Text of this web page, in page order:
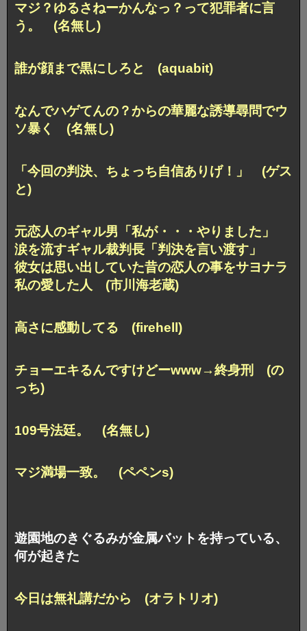
マジ？ゆるさねーかんなっ？って犯罪者に言
う。 (名無し)
誰が顔まで黒にしろと (aquabit)
なんでハゲてんの？からの華麗な誘導尋問でウ
ソ暴く (名無し)
「今回の判決、ちょっち自信ありげ！」 (ゲス
と)
元恋人のギャル男「私が・・・やりました」
涙を流すギャル裁判長「判決を言い渡す」
彼女は思い出していた昔の恋人の事をサヨナラ
私の愛した人 (市川海老蔵)
高さに感動してる (firehell)
チョーエキるんですけどーwww→終身刑 (の
っち)
109号法廷。 (名無し)
マジ満場一致。 (ペペンs)
遊園地のきぐるみが金属バットを持っている、
何が起きた
今日は無礼講だから (オラトリオ)